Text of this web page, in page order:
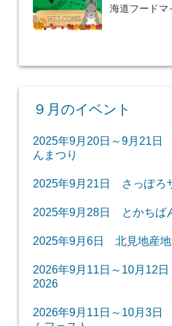
海道フードマ
９月のイベント
2025年9月20日～9月21日
んまつり
2025年9月21日 さっぽろ
2025年9月28日 とかちば
2025年9月6日 北見地産
2026年9月11日～10月12
2026
2026年9月11日～10月3日